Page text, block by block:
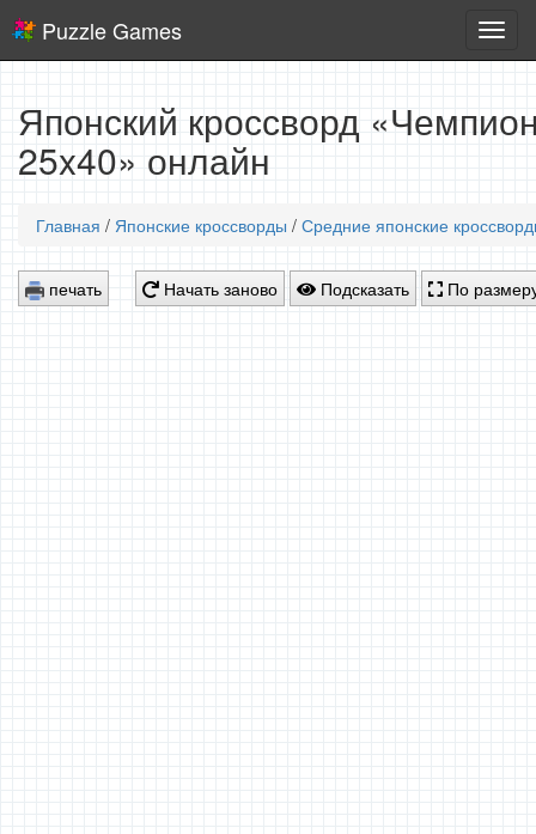
игры
Puzzle Games
Японский кроссворд
25x40» онлайн
Главная / Японские кроссворды / Средние японские
печать Начать заново Подсказать По